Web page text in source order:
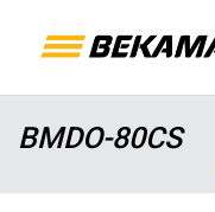
BMDO-80CS